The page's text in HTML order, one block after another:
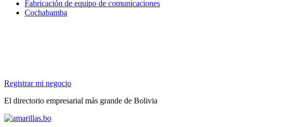
Fabricación de equipo de comunicaciones
Cochabamba
Registrar mi negocio
El directorio empresarial más grande de Bolivia